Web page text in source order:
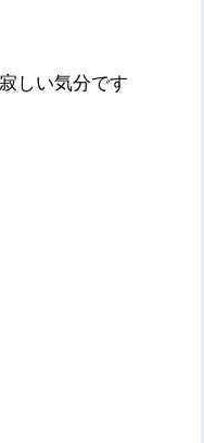
しい気分です